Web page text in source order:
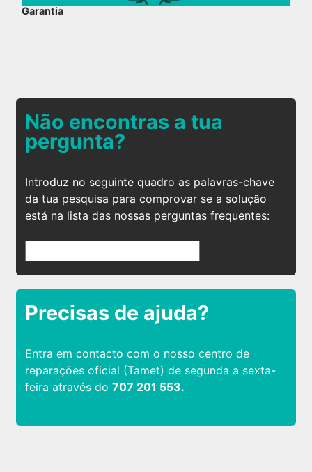
Garantia
Não encontras a tua
pergunta?
Introduz no seguinte quadro as palavras-chave
da tua pesquisa para comprovar se a solução
está na lista das nossas perguntas frequentes:
Precisas de ajuda?
Entra em contacto com o nosso centro de
reparações oficial (Tamet) de segunda a sexta-
feira através do 707 201 553.